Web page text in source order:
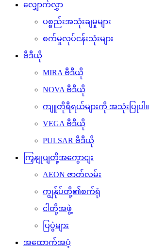
လျှောက်လွှာ
ပစ္စည်းအသုံးချမှုများ
စက်မှုလုပ်ငန်းသုံးများ
ဗီဒီယို
MIRA ဗီဒီယို
NOVA ဗီဒီယို
ကျူတိုရီရယ်များကို အသုံးပြုပါ။
VEGA ဗီဒီယို
PULSAR ဗီဒီယို
ကြှနျုပျတို့အကွောငျး
AEON ဇာတ်လမ်း
ကျွန်ုပ်တို့၏စက်ရုံ
ငါတို့အဖွဲ့
ပြပွဲများ
အထောက်အပံ့